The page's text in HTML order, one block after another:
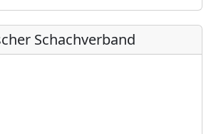
Schachverband